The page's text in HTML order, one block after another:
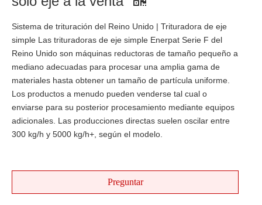
Sistema de trituración del Reino Unido | Trituradora de eje
simple Las trituradoras de eje simple Enerpat Serie F del
Reino Unido son máquinas reductoras de tamaño pequeño a
mediano adecuadas para procesar una amplia gama de
materiales hasta obtener un tamaño de partícula uniforme.
Los productos a menudo pueden venderse tal cual o
enviarse para su posterior procesamiento mediante equipos
adicionales. Las producciones directas suelen oscilar entre
300 kg/h y 5000 kg/h+, según el modelo.
Preguntar